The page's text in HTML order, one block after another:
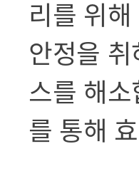
리를 위
안정을
스를 해
를 통해